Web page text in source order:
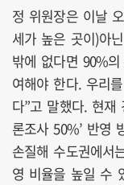
정 위원장은 이날
세가 높은 곳이)아
밖에 없다면 90%
여해야 한다. 우리
다”고 말했다. 현재
론조사 50%’ 반영
손질해 수도권에서
영 비율을 높일 수